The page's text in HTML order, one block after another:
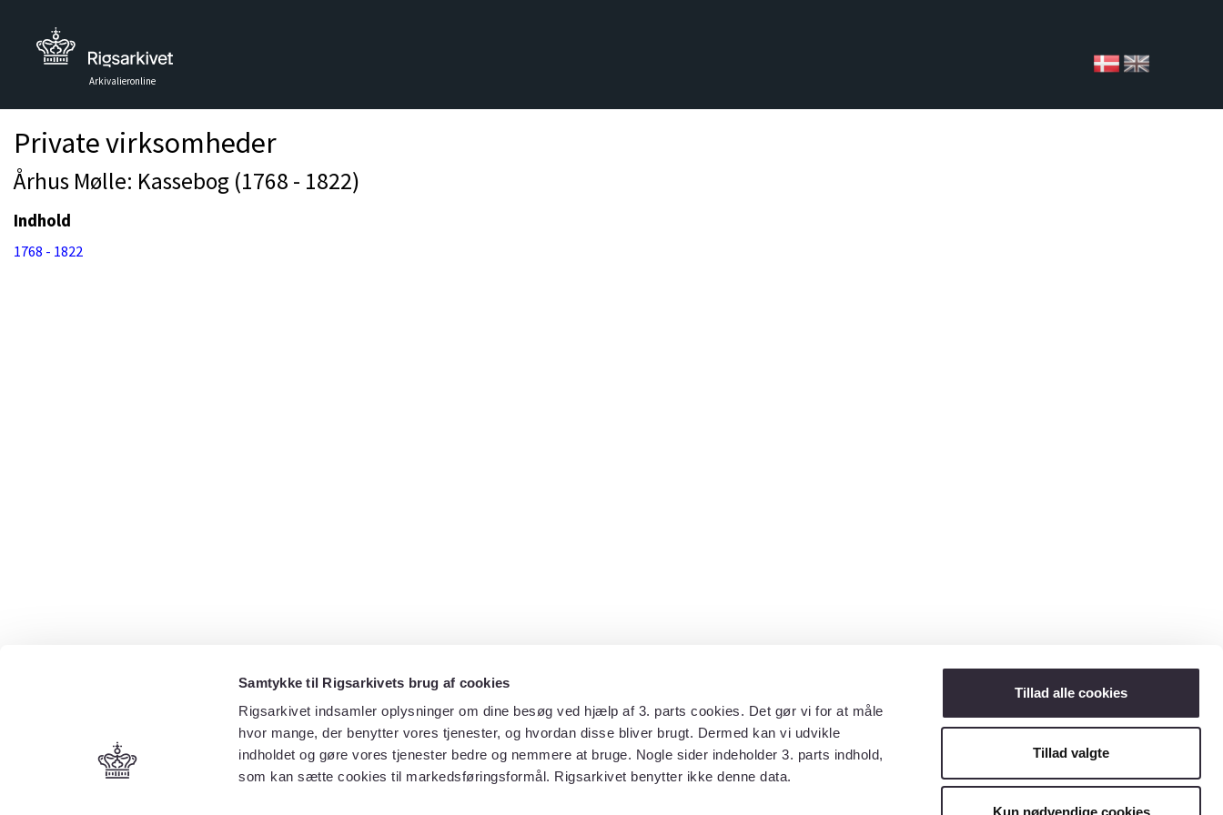
Samtykke til Rigsarkivets brug af cookies
Rigsarkivet indsamler oplysninger om dine besøg ved hjælp af 3. parts cookies. Det gør vi for at måle
hvor mange, der benytter vores tjenester, og hvordan disse bliver brugt. Dermed kan vi udvikle
indholdet og gøre vores tjenester bedre og nemmere at bruge. Nogle sider indeholder 3. parts indhold,
som kan sætte cookies til markedsføringsformål. Rigsarkivet benytter ikke denne data.
Tillad alle cookies
Tillad valgte
Kun nødvendige cookies
Arkivalieronline
Private virksomheder
Århus Mølle: Kassebog (1768 - 1822)
Indhold
1768 - 1822